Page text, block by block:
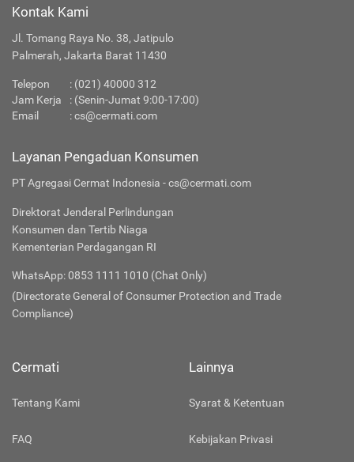
Kontak Kami
Jl. Tomang Raya No. 38, Jatipulo
Palmerah, Jakarta Barat 11430
Telepon : (021) 40000 312
Jam Kerja
: (Senin-Jumat 9:00-17:00)
Email
:cs@cermati.com
Layanan Pengaduan Konsumen
PT Agregasi Cermat Indonesia - cs@cermati.com
Direktorat Jenderal Perlindungan
Konsumen dan Tertib Niaga
Kementerian Perdagangan RI
WhatsApp: 0853 1111 1010 (Chat Only)
(Directorate General of Consumer Protection and Trade
Compliance)
Cermati
Tentang Kami
FAQ
Lainnya
Syarat & Ketentuan
Kebijakan Privasi